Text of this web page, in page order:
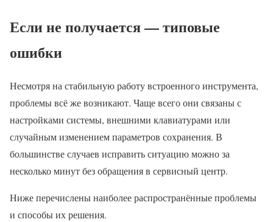
Если не получается — типовые
ошибки
Несмотря на стабильную работу встроенного инструмента,
проблемы всё же возникают. Чаще всего они связаны с
настройками системы, внешними клавиатурами или
случайным изменением параметров сохранения. В
большинстве случаев исправить ситуацию можно за
несколько минут без обращения в сервисный центр.
Ниже перечислены наиболее распространённые проблемы
и способы их решения.